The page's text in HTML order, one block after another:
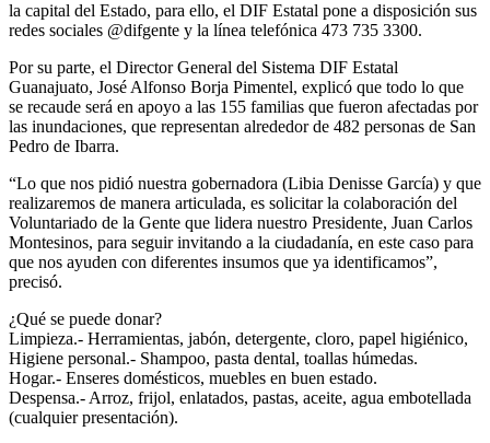
la capital del Estado, para ello, el DIF Estatal pone a disposición sus
redes sociales @difgente y la línea telefónica 473 735 3300.
Por su parte, el Director General del Sistema DIF Estatal
Guanajuato, José Alfonso Borja Pimentel, explicó que todo lo que
se recaude será en apoyo a las 155 familias que fueron afectadas por
las inundaciones, que representan alrededor de 482 personas de San
Pedro de Ibarra.
“Lo que nos pidió nuestra gobernadora (Libia Denisse García) y que
realizaremos de manera articulada, es solicitar la colaboración del
Voluntariado de la Gente que lidera nuestro Presidente, Juan Carlos
Montesinos, para seguir invitando a la ciudadanía, en este caso para
que nos ayuden con diferentes insumos que ya identificamos”,
precisó.
¿Qué se puede donar?
Limpieza.- Herramientas, jabón, detergente, cloro, papel higiénico,
Higiene personal.- Shampoo, pasta dental, toallas húmedas.
Hogar.- Enseres domésticos, muebles en buen estado.
Despensa.- Arroz, frijol, enlatados, pastas, aceite, agua embotellada
(cualquier presentación).